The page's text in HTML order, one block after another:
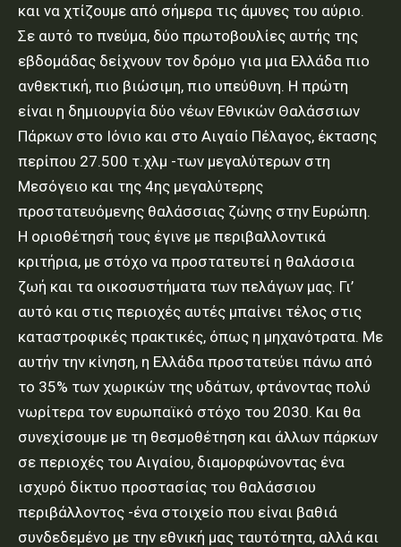
και να χτίζουμε από σήμερα τις άμυνες του αύριο.
Σε αυτό το πνεύμα, δύο πρωτοβουλίες αυτής της
εβδομάδας δείχνουν τον δρόμο για μια Ελλάδα πιο
ανθεκτική, πιο βιώσιμη, πιο υπεύθυνη. Η πρώτη
είναι η δημιουργία δύο νέων Εθνικών Θαλάσσιων
Πάρκων στο Ιόνιο και στο Αιγαίο Πέλαγος, έκτασης
περίπου 27.500 τ.χλμ -των μεγαλύτερων στη
Μεσόγειο και της 4ης μεγαλύτερης
προστατευόμενης θαλάσσιας ζώνης στην Ευρώπη.
Η οριοθέτησή τους έγινε με περιβαλλοντικά
κριτήρια, με στόχο να προστατευτεί η θαλάσσια
ζωή και τα οικοσυστήματα των πελάγων μας. Γι’
αυτό και στις περιοχές αυτές μπαίνει τέλος στις
καταστροφικές πρακτικές, όπως η μηχανότρατα. Με
αυτήν την κίνηση, η Ελλάδα προστατεύει πάνω από
το 35% των χωρικών της υδάτων, φτάνοντας πολύ
νωρίτερα τον ευρωπαϊκό στόχο του 2030. Και θα
συνεχίσουμε με τη θεσμοθέτηση και άλλων πάρκων
σε περιοχές του Αιγαίου, διαμορφώνοντας ένα
ισχυρό δίκτυο προστασίας του θαλάσσιου
περιβάλλοντος -ένα στοιχείο που είναι βαθιά
συνδεδεμένο με την εθνική μας ταυτότητα, αλλά και